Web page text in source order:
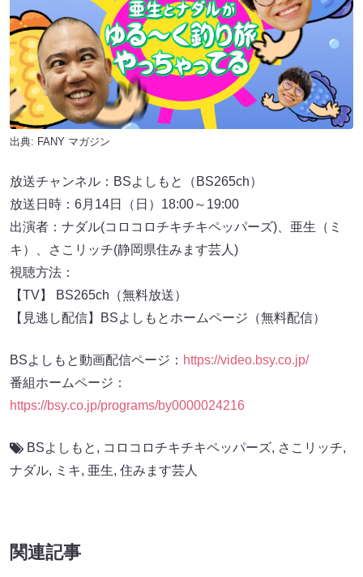
出典: FANY マガジン
放送チャンネル：BSよしもと（BS265ch）
放送日時：6月14日（日）18:00～19:00
出演者：ナダル(コロコロチキチキペッパーズ)、亜生（ミ
キ）、さこリッチ(静岡県住みます芸人)
視聴方法：
【TV】 BS265ch（無料放送）
【見逃し配信】BSよしもとホームページ（無料配信）
BSよしもと動画配信ページ： https://video.bsy.co.jp/
番組ホームページ：
https://bsy.co.jp/programs/by0000024216
BSよしもと , コロコロチキチキペッパーズ, さこリッチ,
ナダル, ミキ, 亜生, 住みます芸人
関連記事